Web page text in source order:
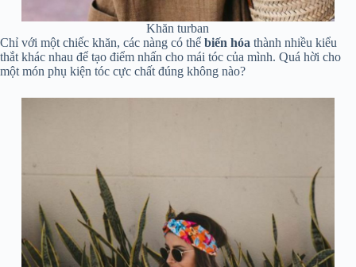
Khăn turban
Chỉ với một chiếc khăn, các nàng có thể biến hóa thành nhiều kiểu
thắt khác nhau để tạo điểm nhấn cho mái tóc của mình. Quá hời cho
một món phụ kiện tóc cực chất đúng không nào?